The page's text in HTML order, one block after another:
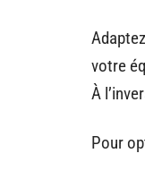
votre
À
Pour